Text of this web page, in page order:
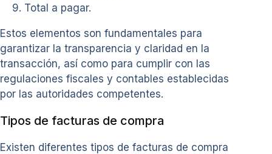
Total a pagar.
Estos elementos son fundamentales para
garantizar la transparencia y claridad en la
transacción, así como para cumplir con las
regulaciones fiscales y contables establecidas
por las autoridades competentes.
Tipos de facturas de compra
Existen diferentes tipos de facturas de compra